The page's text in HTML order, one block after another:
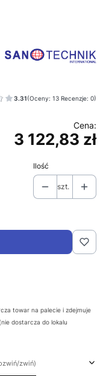
3.31(Oceny: 13 Recenzje: 0)
Cena
3 122,83 zł
Ilość
szt.
towar na palecie i zdejmuje
dostarcza do lokalu